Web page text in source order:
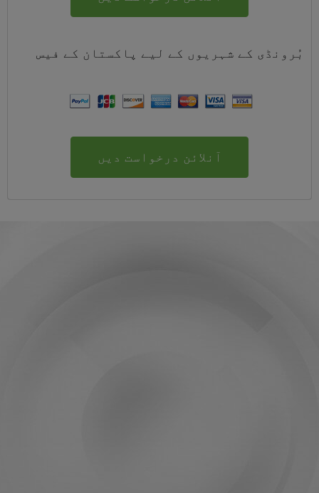
بُرونڈی کے شہریوں کے لیے پاکستان کے فیس
آنلائن درخواست دیں